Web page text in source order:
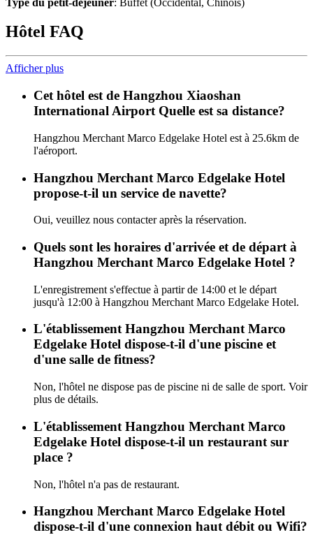
Hôtel FAQ
Afficher plus
Cet hôtel est de Hangzhou Xiaoshan
International Airport Quelle est sa distance?
Hangzhou Merchant Marco Edgelake Hotel est à 25.6km de
l'aéroport.
Hangzhou Merchant Marco Edgelake Hotel
propose-t-il un service de navette?
Oui, veuillez nous contacter après la réservation.
Quels sont les horaires d'arrivée et de départ à
Hangzhou Merchant Marco Edgelake Hotel ?
L'enregistrement s'effectue à partir de 14:00 et le départ
jusqu'à 12:00 à Hangzhou Merchant Marco Edgelake Hotel.
L'établissement Hangzhou Merchant Marco
Edgelake Hotel dispose-t-il d'une piscine et
d'une salle de fitness?
Non, l'hôtel ne dispose pas de piscine ni de salle de sport. Voir
plus de détails.
L'établissement Hangzhou Merchant Marco
Edgelake Hotel dispose-t-il un restaurant sur
place ?
Non, l'hôtel n'a pas de restaurant.
Hangzhou Merchant Marco Edgelake Hotel
dispose-t-il d'une connexion haut débit ou Wifi?